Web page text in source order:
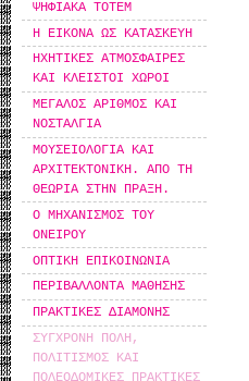
ΨΗΦΙΑΚΑ ΤΟΤΕΜ
Η ΕΙΚΟΝΑ ΩΣ ΚΑΤΑΣΚΕΥΗ
ΗΧΗΤΙΚΕΣ ΑΤΜΟΣΦΑΙΡΕΣ
ΚΑΙ ΚΛΕΙΣΤΟΙ ΧΩΡΟΙ
ΜΕΓΑΛΟΣ ΑΡΙΘΜΟΣ ΚΑΙ
ΝΟΣΤΑΛΓΙΑ
ΜΟΥΣΕΙΟΛΟΓΙΑ ΚΑΙ
ΑΡΧΙΤΕΚΤΟΝΙΚΗ. ΑΠΟ ΤΗ
ΘΕΩΡΙΑ ΣΤΗΝ ΠΡΑΞΗ.
Ο ΜΗΧΑΝΙΣΜΟΣ ΤΟΥ
ΟΝΕΙΡΟΥ
ΟΠΤΙΚΗ ΕΠΙΚΟΙΝΩΝΙΑ
ΠΕΡΙΒΑΛΛΟΝΤΑ ΜΑΘΗΣΗΣ
ΠΡΑΚΤΙΚΕΣ ΔΙΑΜΟΝΗΣ
ΣΥΓΧΡΟΝΗ ΠΟΛΗ,
ΠΟΛΙΤΙΣΜΟΣ ΚΑΙ
ΠΟΛΕΟΔΟΜΙΚΕΣ ΠΡΑΚΤΙΚΕΣ